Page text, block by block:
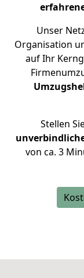
Unser
Organisation
auf Ihr
Stellen
von ca. 3